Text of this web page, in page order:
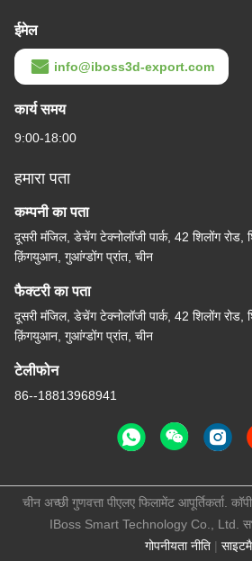
ईमेल
info@iboss3d-export.com
कार्य समय
9:00-18:00
हमारा पता
कम्पनी का पता
दूसरी मंजिल, डेचेंग टेक्नोलॉजी पार्क, 42 शिलोंग रोड,
क़िंगयुआन, गुआंग्डोंग प्रांत, चीन
फैक्टरी का पता
दूसरी मंजिल, डेचेंग टेक्नोलॉजी पार्क, 42 शिलोंग रोड,
क़िंगयुआन, गुआंग्डोंग प्रांत, चीन
टेलीफोन
86--18813968941
गोपनीयता नीति |
चीन अच्छी गुणवत्ता पीएलए फिलामेंट आपूर्तिकर्ता.
IBoss Smart Technology Co., Ltd.